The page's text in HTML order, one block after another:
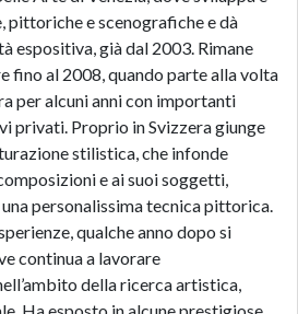
pittoriche e scenografiche e dà
espositiva, già dal 2003. Rimane
fino al 2008, quando parte alla volta
per alcuni anni con importanti
privati. Proprio in Svizzera giunge
stilistica, che infonde
e ai suoi soggetti,
personalissima tecnica pittorica.
qualche anno dopo si
continua a lavorare
della ricerca artistica,